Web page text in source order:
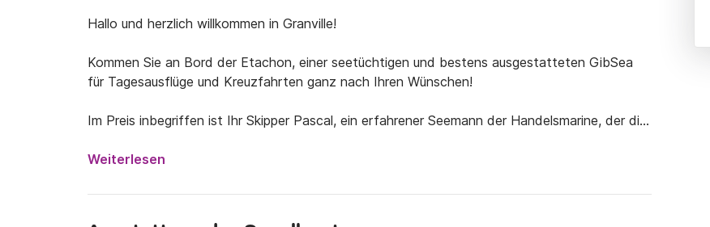
Hallo und herzlich willkommen in Granville!
Kommen Sie an Bord der Etachon, einer seetüchtigen und bestens ausgestatteten GibSea
für Tagesausflüge und Kreuzfahrten ganz nach Ihren Wünschen!
Im Preis inbegriffen ist Ihr Skipper Pascal, ein erfahrener Seemann der Handelsmarine, der die
Schottland sowie die Nordbretagne und Spanien bereist.
WICHTIG: Für die Einreise auf die Britischen Inseln ist ein Reisepass erforderlich! (Es gelten
Weiterlesen